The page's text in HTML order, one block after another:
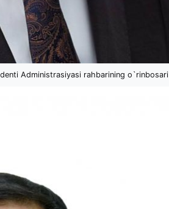
Administrasiyasi rahbarining o`rinbosari